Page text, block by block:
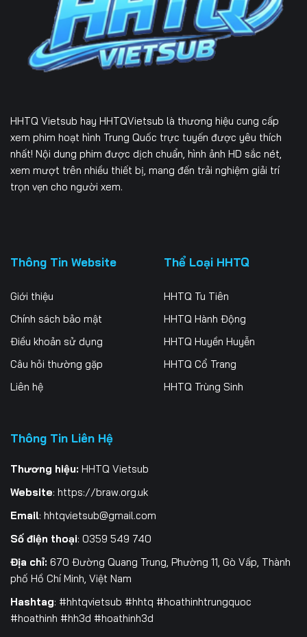
HHTQ Vietsub hay HHTQVietsub là thương hiệu cung cấp
xem phim hoạt hình Trung Quốc trực tuyến được yêu thích
nhất! Nội dung phim được dịch chuẩn, hình ảnh HD sắc nét,
xem mượt trên nhiều thiết bị, mang đến trải nghiệm giải trí
trọn vẹn cho người xem.
Thông Tin Website
Giới thiệu
Chính sách bảo mật
Điều khoản sử dụng
Câu hỏi thường gặp
Liên hệ
Thể Loại HHTQ
HHTQ Tu Tiên
HHTQ Hành Động
HHTQ Huyền Huyễn
HHTQ Cổ Trang
HHTQ Trùng Sinh
Thông Tin Liên Hệ
Thương hiệu: HHTQ Vietsub
Website: https://braw.org.uk
Email: hhtqvietsub@gmail.com
Số điện thoại: 0359 549 740
Địa chỉ: 670 Đường Quang Trung, Phường 11, Gò Vấp, Thành
phố Hồ Chí Minh, Việt Nam
Hashtag: #hhtqvietsub #hhtq #hoathinhtrungquoc
#hoathinh #hh3d #hoathinh3d